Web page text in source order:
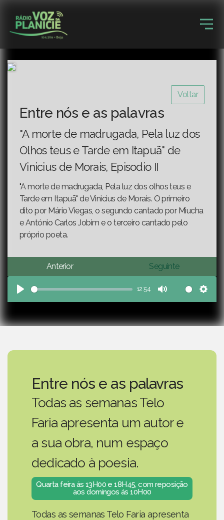
Voltar
Entre nós e as palavras
"A morte de madrugada, Pela luz dos
Olhos teus e Tarde em Itapuã" de
Vinicius de Morais, Episodio II
"A morte de madrugada, Pela luz dos olhos teus e
Tarde em Itapuã" de Vinicius de Morais. O primeiro
dito por Mário Viegas, o segundo cantado por Miucha
e António Carlos Jobim e o terceiro cantado pelo
próprio poeta.
Anterior Seguinte
Play
12:54
Mute
Entre nós e as palavras
Todas as semanas Telo
Faria apresenta um autor e
a sua obra, num espaço
dedicado à poesia.
Quarta feira ás 13H00 e 18H45, com reposição
aos domingos ás 10H00
Todas as semanas Telo Faria apresenta